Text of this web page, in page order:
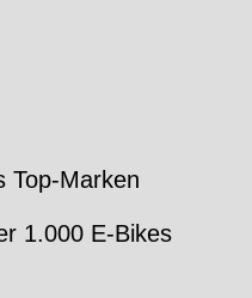
Top-Marken
1.000 E-Bikes